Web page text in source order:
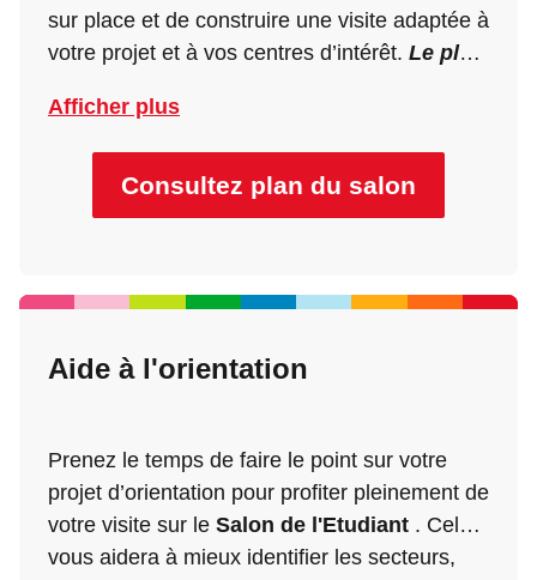
sur place et de construire une visite adaptée à
votre projet et à vos centres d’intérêt. Le plan
l’ouverture du salon.
Afficher plus
Consultez plan du salon
Aide à l'orientation
Prenez le temps de faire le point sur votre
projet d’orientation pour profiter pleinement de
votre visite sur le Salon de l'Etudiant . Cela
vous aidera à mieux identifier les secteurs,